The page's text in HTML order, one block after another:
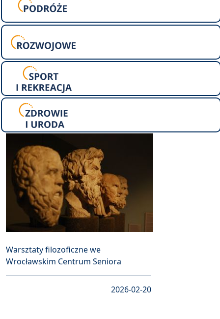
Warsztaty filozoficzne we
Wrocławskim Centrum Seniora
2026-02-20